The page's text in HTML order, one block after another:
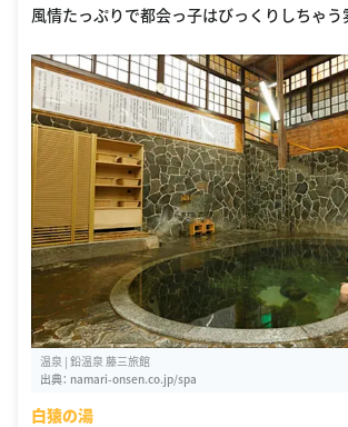
風情たっぷりで都会っ子はびっくりしちゃう
温泉 | 鉛温泉 藤三旅館
出典： namari-onsen.co.jp/spa
白猿の湯